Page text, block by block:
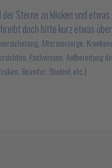
Sterne zu klicken und
doch bitte kurz etwas
Altersvorsorge,
Fachwissen, Aufbereitung
Beamter, Student etc.)